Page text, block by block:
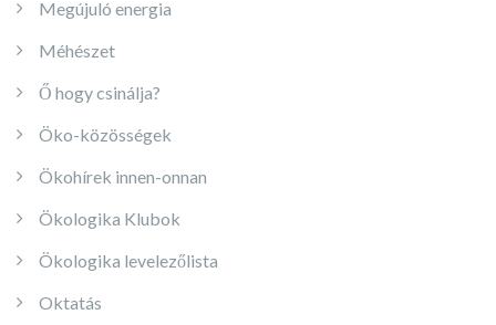
Megújuló energia
Méhészet
Ő hogy csinálja?
Öko-közösségek
Ökohírek innen-onnan
Ökologika Klubok
Ökologika levelezőlista
Oktatás